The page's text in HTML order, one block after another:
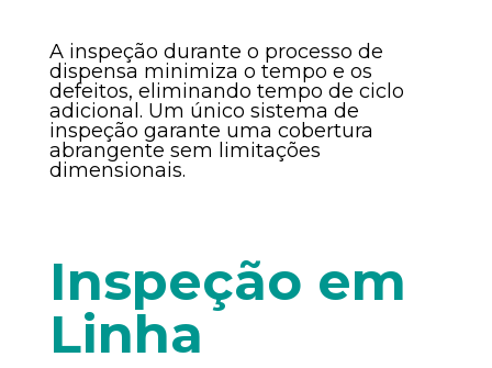
A inspeção durante o processo de
dispensa minimiza o tempo e os
defeitos, eliminando tempo de ciclo
adicional. Um único sistema de
inspeção garante uma cobertura
abrangente sem limitações
dimensionais.
Inspeção em
Linha